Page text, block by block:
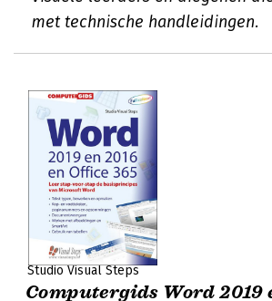
met technische handleidingen.
Studio Visual Steps
Computergids Word 2019